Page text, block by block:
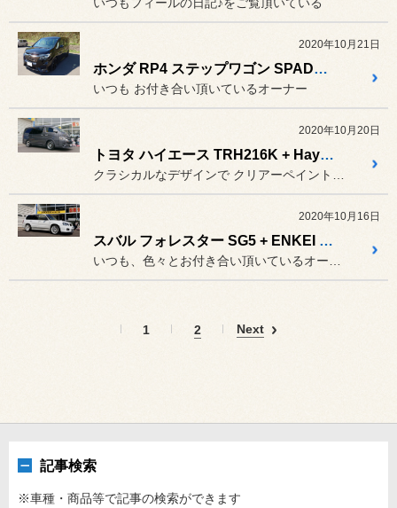
2020年10月21日
ホンダ RP4 ステップワゴン SPADA + G-SPEED G-02 & POTENZA Adrenalin RE004
いつも お付き合い頂いているオーナー
2020年10月20日
トヨタ ハイエース TRH216K + Hayashi Street TYPE STH for HIACE200 & GL-R
2020年10月16日
スバル フォレスター SG5 + ENKEI RS05RR
1 2 Next
記事検索
※車種・商品等で記事の検索ができます